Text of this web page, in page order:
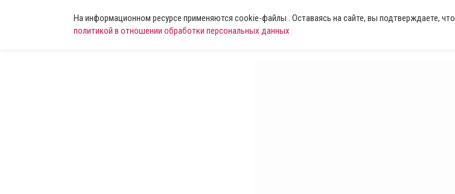
На информационном ресурсе применяются cookie-файлы . Оставаясь на сайте, вы подтверждаете, что
политикой в отношении обработки персональных данных